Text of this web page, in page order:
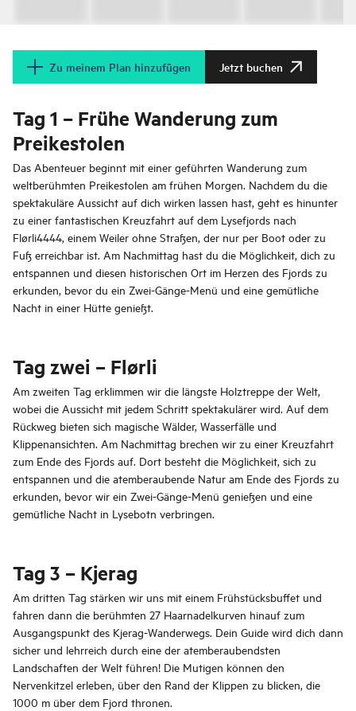
Zu meinem Plan hinzufügen Jetzt buchen
Tag 1 – Frühe Wanderung zum
Preikestolen
Das Abenteuer beginnt mit einer geführten Wanderung zum
weltberühmten Preikestolen am frühen Morgen. Nachdem du die
spektakuläre Aussicht auf dich wirken lassen hast, geht es hinunter
zu einer fantastischen Kreuzfahrt auf dem Lysefjords nach
Flørli4444, einem Weiler ohne Straßen, der nur per Boot oder zu
Fuß erreichbar ist. Am Nachmittag hast du die Möglichkeit, dich zu
entspannen und diesen historischen Ort im Herzen des Fjords zu
erkunden, bevor du ein Zwei-Gänge-Menü und eine gemütliche
Nacht in einer Hütte genießt.
Tag zwei – Flørli
Am zweiten Tag erklimmen wir die längste Holztreppe der Welt,
wobei die Aussicht mit jedem Schritt spektakulärer wird. Auf dem
Rückweg bieten sich magische Wälder, Wasserfälle und
Klippenansichten. Am Nachmittag brechen wir zu einer Kreuzfahrt
zum Ende des Fjords auf. Dort besteht die Möglichkeit, sich zu
entspannen und die atemberaubende Natur am Ende des Fjords zu
erkunden, bevor wir ein Zwei-Gänge-Menü genießen und eine
gemütliche Nacht in Lysebotn verbringen.
Tag 3 – Kjerag
Am dritten Tag stärken wir uns mit einem Frühstücksbuffet und
fahren dann die berühmten 27 Haarnadelkurven hinauf zum
Ausgangspunkt des Kjerag-Wanderwegs. Dein Guide wird dich dann
sicher und lehrreich durch eine der atemberaubendsten
Landschaften der Welt führen! Die Mutigen können den
Nervenkitzel erleben, über den Rand der Klippen zu blicken, die
1000 m über dem Fjord thronen.